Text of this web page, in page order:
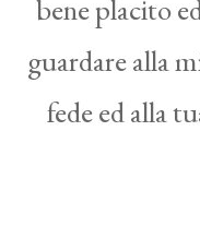
bene placito
guardare alla
fede ed alla